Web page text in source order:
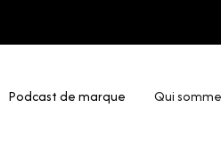
Podcast de marque Qui